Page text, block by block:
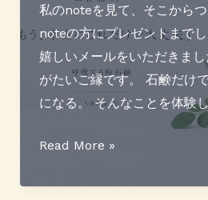
私のnoteを見て、そこから
noteの方にプレゼントまで
嬉しいメールをいただきま
がたいご縁です。 石鹸だけ
になる。 そんなことを体験
【お
様
Read More »